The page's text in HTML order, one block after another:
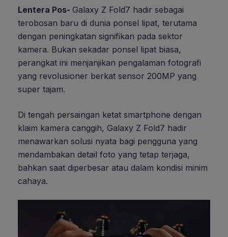
Lentera Pos- Galaxy Z Fold7 hadir sebagai
terobosan baru di dunia ponsel lipat, terutama
dengan peningkatan signifikan pada sektor
kamera. Bukan sekadar ponsel lipat biasa,
perangkat ini menjanjikan pengalaman fotografi
yang revolusioner berkat sensor 200MP yang
super tajam.
Di tengah persaingan ketat smartphone dengan
klaim kamera canggih, Galaxy Z Fold7 hadir
menawarkan solusi nyata bagi pengguna yang
mendambakan detail foto yang tetap terjaga,
bahkan saat diperbesar atau dalam kondisi minim
cahaya.